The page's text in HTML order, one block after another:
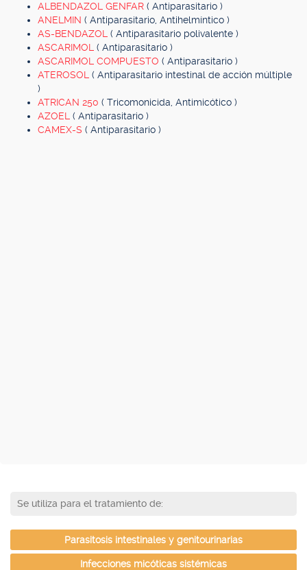
ALBENDAZOL GENFAR ( Antiparasitario )
ANELMIN ( Antiparasitario, Antihelmíntico )
AS-BENDAZOL ( Antiparasitario polivalente )
ASCARIMOL ( Antiparasitario )
ASCARIMOL COMPUESTO ( Antiparasitario )
ATEROSOL ( Antiparasitario intestinal de acción múltiple
)
ATRICAN 250 ( Tricomonicida, Antimicótico )
AZOEL ( Antiparasitario )
CAMEX-S ( Antiparasitario )
Se utiliza para el tratamiento de:
Parasitosis intestinales y genitourinarias
Infecciones micóticas sistémicas